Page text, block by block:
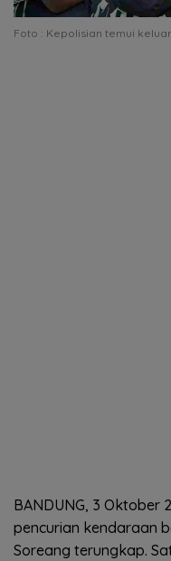
Foto : Kepolisian temui
BANDUNG, 3 Oktober
pencurian kendaraan
Soreang terungkap.